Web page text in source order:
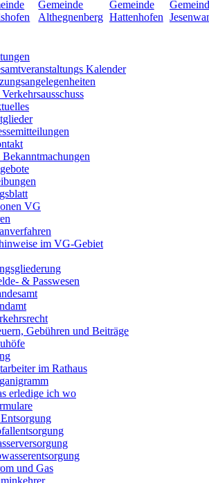
Kalender
VG
im VG-Gebiet
& Passwesen
Gebühren und Beiträge
im Rathaus
erledige ich wo
und Gas